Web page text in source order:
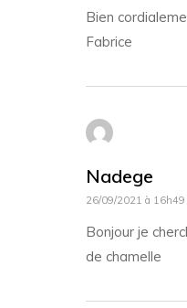
Bien
Fabrice
Nadege
26/09/2021 à 16h49
Bonjour je
de chamelle